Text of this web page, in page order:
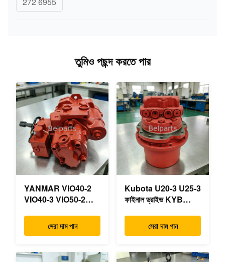
তুমিও পছন্দ করতে পার
YANMAR VIO40-2
VIO40-3 VIO50-2
VIO55-3 প্রধান
হাইড্রোলিক পাম্প OEM
16023 B0600-16017
সেরা দাম পান
Kubota U20-3 U25-3
ফাইনাল ড্রাইভ KYB
OEM ভ্রমণ মোটর
B0240-18076
RB559-61290
সেরা দাম পান